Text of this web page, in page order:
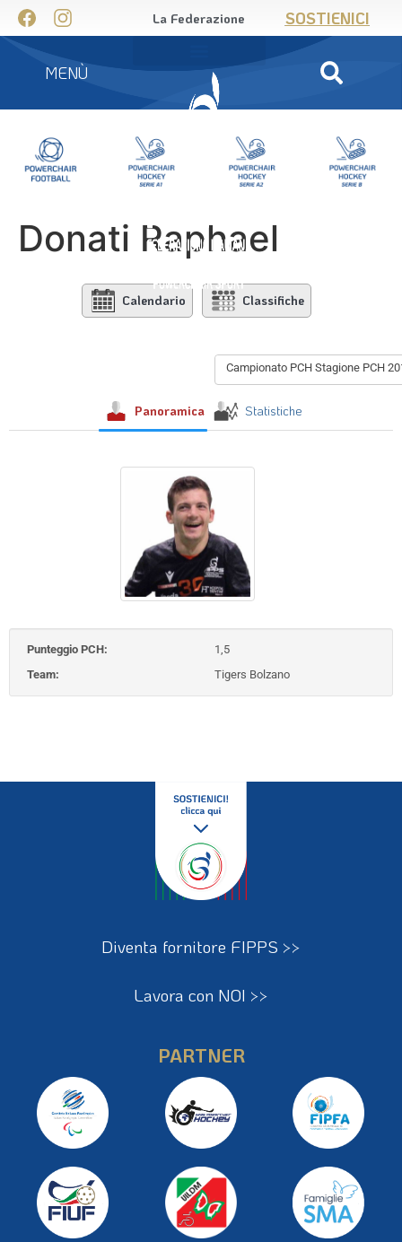
La Federazione SOSTIENICI
MENÙ
Donati Raphael
Calendario Classifiche
Campionato PCH Stagione PCH
Panoramica Statistiche
Punteggio PCH:
1,5
Team:
Tigers Bolzano
Diventa fornitore FIPPS >>
Lavora con NOI >>
PARTNER